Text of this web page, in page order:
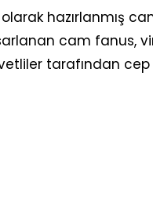
olarak hazırlanmış
cam fanus,
tarafından cep